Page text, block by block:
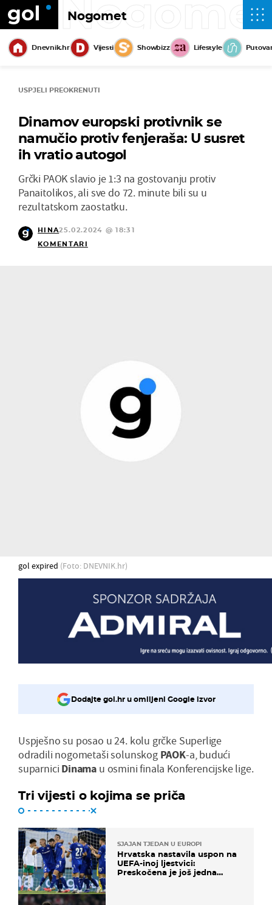
Nogomet
Dnevnik.hr Vijesti Showbizz Lifestyle
USPJELI PREOKRENUTI
Dinamov europski protivnik se
namučio protiv fenjeraša: U susret
ih vratio autogol
Grčki PAOK slavio je 1:3 na gostovanju protiv
Panaitolikos, ali sve do 72. minute bili su u
rezultatskom zaostatku.
HINA25.02.2024 @ 18:31
KOMENTARI
gol expired (Foto: DNEVNIK.hr)
Dodajte gol.hr u omiljeni Google izvor
Uspješno su posao u 24. kolu grčke Superlige
odradili nogometaši solunskog PAOK-a, budući
suparnici Dinama u osmini finala Konferencijske lige.
Tri vijesti o kojima se priča
SJAJAN TJEDAN U EUROPI
Hrvatska nastavila uspon na
UEFA-inoj ljestvici:
Preskočena je još jedna